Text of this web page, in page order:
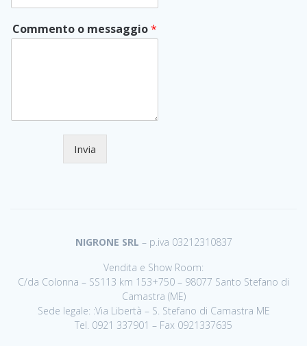
Commento o messaggio*
Invia
NIGRONE SRL – p.iva 03212310837
Vendita e Show Room:
C/da Colonna – SS113 km 153+750 – 98077 Santo Stefano di
Camastra (ME)
Sede legale: :Via Libertà – S. Stefano di Camastra ME
Tel. 0921 337901 – Fax 0921337635